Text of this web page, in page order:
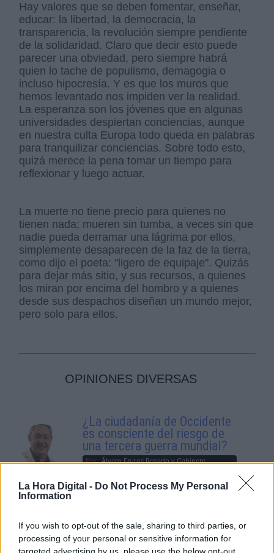
La Hora Digital - Do Not Process My Personal
Information
If you wish to opt-out of the sale, sharing to third parties, or
processing of your personal or sensitive information for
Hay valores que se deben fomentar, enseñar,
educar: la libertad, la democracia, la
transparencia, la revolución siempre pendiente
de la solidaridad. Claro que decir esto puede
parecer una obviedad, pero siempre habrá
quien lo tache de populismo, demagogia o
incluso hipocresía. Y es que los muros que
hemos levantado nos impiden ver la realidad.
La esperanza son los jóvenes que en algunas
universidades despiertan conciencias, aunque
en nuestra culta Europa todo queda en palabras
para tranquilizar conciencias. Sobre todo esto,
quizá merece la pena tomar un tiempo para
reflexionar y luego actuar.
La muerte no tiene precio para quienes no
tienen nada; mueren sin tumba, a veces sin que
nadie pueda derramar una lágrima por ellos,
simplemente desaparecen de la faz de la tierra,
como dijo el poeta: "ligero de equipaje". Quizás
para dejar más sitio, y sus recursos, a quienes
los miran por encima del hombro y a quienes
desde sus despachos diseñan un mundo mejor,
pero solo para ellos.
OPINIONES DIVERSAS
¿La ciudadanía de Occidente
es consciente del riesgo de
una tercera guerra mundial?
Por Álvaro Frutos Rosado y Gabinete
María Comesaña